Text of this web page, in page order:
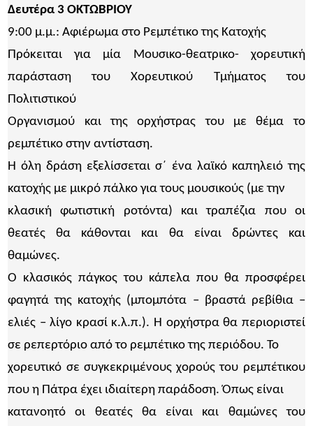
Δευτέρα 3 ΟΚΤΩΒΡΙΟΥ
9:00 μ.μ.: Αφιέρωμα στο Ρεμπέτικο της Κατοχής
Πρόκειται για μία Μουσικο-θεατρικο- χορευτική
παράσταση του Χορευτικού Τμήματος του
Πολιτιστικού
Οργανισμού και της ορχήστρας του με θέμα το
ρεμπέτικο στην αντίσταση.
Η όλη δράση εξελίσσεται σ΄ ένα λαϊκό καπηλειό της
κατοχής με μικρό πάλκο για τους μουσικούς (με την
κλασική φωτιστική ροτόντα) και τραπέζια που οι
θεατές θα κάθονται και θα είναι δρώντες και
θαμώνες.
Ο κλασικός πάγκος του κάπελα που θα προσφέρει
φαγητά της κατοχής (μπομπότα – βραστά ρεβίθια –
ελιές – λίγο κρασί κ.λ.π.). Η ορχήστρα θα περιοριστεί
σε ρεπερτόριο από το ρεμπέτικο της περιόδου. Το
χορευτικό σε συγκεκριμένους χορούς του ρεμπέτικου
που η Πάτρα έχει ιδιαίτερη παράδοση. Όπως είναι
κατανοητό οι θεατές θα είναι και θαμώνες του